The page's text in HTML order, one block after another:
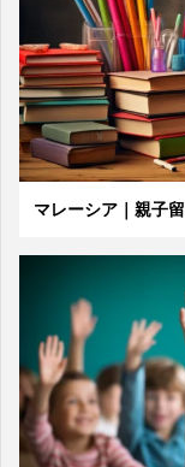
マレーシア｜親子